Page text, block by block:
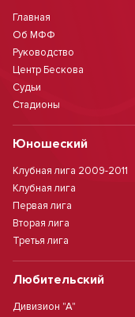
Главная
Об МФФ
Руководство
Центр Бескова
Судьи
Стадионы
Юношеский
Клубная лига 2009-2011
Клубная лига
Первая лига
Вторая лига
Третья лига
Любительский
Дивизион "А"